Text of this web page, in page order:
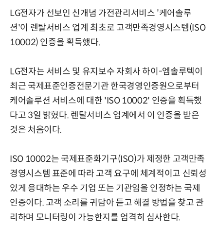
LG전자가 선보인 신개념 가전관리서비스 '케어솔루
션'이 렌탈서비스 업계 최초로 고객만족경영시스템(ISO
10002) 인증을 획득했다.
LG전자는 서비스 및 유지보수 자회사 하이-엠솔루텍이
최근 국제표준인증전문기관 한국경영인증원으로부터
케어솔루션 서비스에 대한 'ISO 10002' 인증을 획득했
다고 3일 밝혔다. 렌탈서비스 업계에서 이 인증을 받은
것은 처음이다.
ISO 10002는 국제표준화기구(ISO)가 제정한 고객만족
경영시스템 표준에 따라 고객 요구에 체계적이고 신뢰성
있게 응대하는 우수 기업 또는 기관임을 인정하는 국제
인증이다. 고객 소리를 귀담아 듣고 해결 방법을 찾고 관
리하며 모니터링이 가능한지를 엄격히 심사한다.